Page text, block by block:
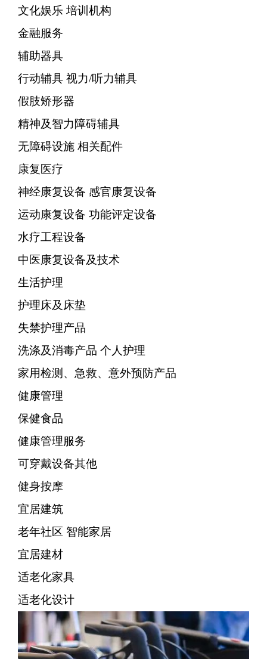
文化娱乐 培训机构
金融服务
辅助器具
行动辅具 视力/听力辅具
假肢矫形器
精神及智力障碍辅具
无障碍设施 相关配件
康复医疗
神经康复设备 感官康复设备
运动康复设备 功能评定设备
水疗工程设备
中医康复设备及技术
生活护理
护理床及床垫
失禁护理产品
洗涤及消毒产品 个人护理
家用检测、急救、意外预防产品
健康管理
保健食品
健康管理服务
可穿戴设备其他
健身按摩
宜居建筑
老年社区 智能家居
宜居建材
适老化家具
适老化设计